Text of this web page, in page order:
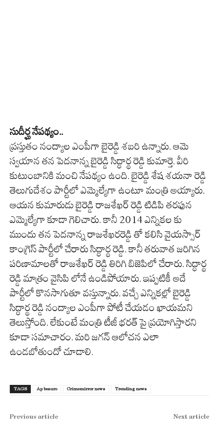
సుదీర్ఘ నేపథ్యం..
ప్రస్తుతం నంద్యాల ఎంపీగా బైరెడ్డి శబరి ఉన్నారు. ఆమె
స్వయాన తన పెదనాన్న బైరెడ్డి సిద్ధార్థ రెడ్డి కుమార్తె. వీరి
కుటుంబానికి మంచి నేపథ్యం ఉంది. బైరెడ్డి శేష శయనా రెడ్డి
తెలుగుదేశం పార్టీలో ఎమ్మెల్యేగా ఉంటూ మంత్రి అయ్యారు.
ఆయన కుమారుడు బైరెడ్డి రాజశేఖర్ రెడ్డి టిడిపి తరఫున
ఎమ్మెల్యేగా కూడా గెలిచారు. కానీ 2014 ఎన్నికల కు
ముందు తన పెదనాన్న రాజశేఖరరెడ్డి తో కలిసి వైయస్సార్
కాంగ్రెస్ పార్టీలో చేరారు సిద్ధార్థ రెడ్డి. కానీ తరువాత జరిగిన
పరిణామాలతో రాజశేఖర్ రెడ్డి తిరిగి బిజెపిలో చేరారు. సిద్ధార్థ
రెడ్డి మాత్రం వైసిపి లోనే ఉండిపోయారు. ఇప్పటికీ అదే
పార్టీలో కొనసాగుతూ వస్తున్నారు. వచ్చే ఎన్నికల్లో బైరెడ్డి
సిద్ధార్థ రెడ్డి నంద్యాల ఎంపీగా పోటీ చేయడం ఖాయమని
తెలుస్తోంది. లేకుంటే మంత్రి టీజీ భరత్ పై ప్రయోగిస్తారని
కూడా సమాచారం. మరి జగన్ ఆలోచన ఎలా
ఉండబోతుందో చూడాలి.
TAGS Ap beauro Crimemirror news Trending news
Previous article Next article